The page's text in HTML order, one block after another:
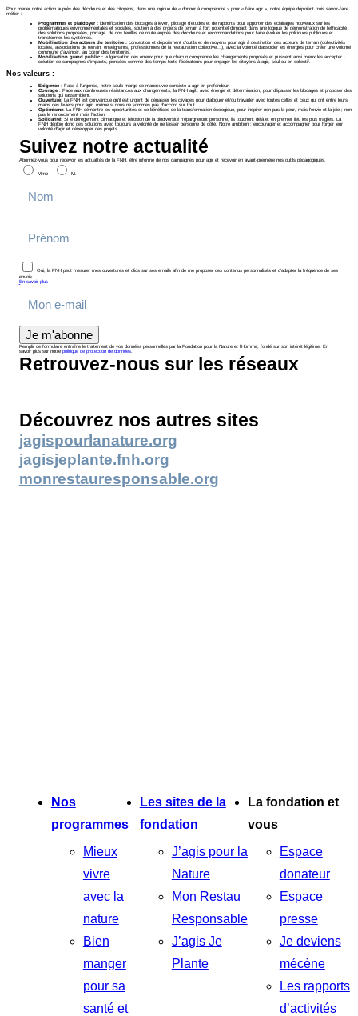
Pour mener notre action auprès des décideurs et des citoyens, dans une logique de « donner à comprendre » pour « faire agir », notre équipe déploient trois savoir-faire
métier :
Programmes et plaidoyer : identification des blocages à lever, pilotage d’études et de rapports pour apporter des éclairages nouveaux sur les
problématiques environnementales et sociales, soutien à des projets de terrain à fort potentiel d’impact dans une logique de démonstration de l’efficacité
des solutions proposées, portage de nos feuilles de route auprès des décideurs et recommandations pour faire évoluer les politiques publiques et
transformer les systèmes.
Mobilisation des acteurs du territoire : conception et déploiement d’outils et de moyens pour agir à destination des acteurs de terrain (collectivités
locales, associations de terrain, enseignants, professionnels de la restauration collective…), avec la volonté d’associer les énergies pour créer une volonté
commune d’avancer, au cœur des territoires.
Mobilisation grand public : vulgarisation des enjeux pour que chacun comprenne les changements proposés et puissent ainsi mieux les accepter ;
création de campagnes d'impacts, pensées comme des temps forts fédérateurs pour engager les citoyens à agir, seul ou en collectif.
Nos valeurs :
Exigence : Face à l’urgence, notre seule marge de manœuvre consiste à agir en profondeur.
Courage : Face aux nombreuses résistances aux changements, la FNH agit, avec énergie et détermination, pour dépasser les blocages et proposer des
solutions qui rassemblent.
Ouverture: La FNH est convaincue qu’il est urgent de dépasser les clivages pour dialoguer et/ou travailler avec toutes celles et ceux qui ont entre leurs
mains des leviers pour agir, même si nous ne sommes pas d’accord sur tout.
Optimisme: La FNH démontre les opportunités et co-bénéfices de la transformation écologique, pour inspirer non pas la peur, mais l’envie et la joie ; non
pas le renoncement mais l’action.
Solidarité: Si le dérèglement climatique et l’érosion de la biodiversité n’épargneront personne, ils touchent déjà et en premier lieu les plus fragiles. La
FNH déploie donc des solutions avec toujours la volonté de ne laisser personne de côté. Notre ambition : encourager et accompagner pour forger leur
volonté d’agir et développer des projets.
Suivez notre actualité
Abonnez-vous pour recevoir les actualités de la FNH, être informé de nos campagnes pour agir et recevoir en avant-première nos outils pédagogiques.
Mme M.
Oui, la FNH peut mesurer mes ouvertures et clics sur ses emails afin de me proposer des contenus personnalisés et d’adapter la fréquence de ses
envois.
En savoir plus
Je m'abonne
Remplir ce formulaire entraîne le traitement de vos données personnelles par la Fondation pour la Nature et l’Homme, fondé sur son intérêt légitime. En
savoir plus sur notre politique de protection de données.
Retrouvez-nous sur les réseaux
Découvrez nos autres sites
jagispourlanature.org
jagisjeplante.fnh.org
monrestauresponsable.org
Nos
programmes
Mieux
vivre
avec la
nature
Bien
manger
pour sa
santé et
Les sites de la
fondation
J’agis pour la
Nature
Mon Restau
Responsable
J’agis Je
Plante
La fondation et
vous
Espace
donateur
Espace
presse
Je deviens
mécène
Les rapports
d’activités